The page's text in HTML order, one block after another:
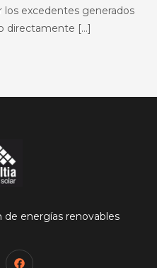
los excedentes generados
directamente […]
energías renovables